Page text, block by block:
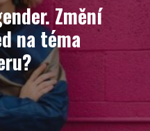
Změní
na téma